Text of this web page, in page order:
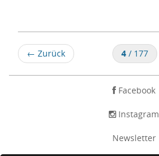
← Zurück 4/ 177
Facebook
Instagram
Newsletter